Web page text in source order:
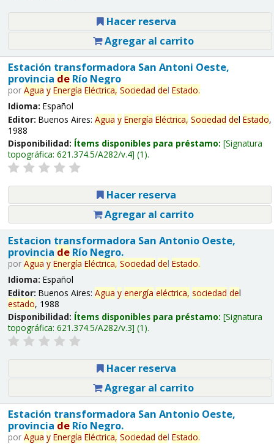
Hacer reserva
Agregar al carrito
Estación transformadora San Antoni Oeste,
provincia deRío Negro
por Agua y Energía Eléctrica, Sociedad del Estado.
Idioma: Español
Editor: Buenos Aires: Agua y Energía Eléctrica, Sociedad del Estado,
1988
Disponibilidad: Ítems disponibles para préstamo: Signatura
topográfica: 621.374.5/A282/v.4 (1).
Hacer reserva
Agregar al carrito
Estacion transformadora San Antonio Oeste,
provincia deRío Negro.
por Agua y Energía Eléctrica, Sociedad del Estado.
Idioma: Español
Editor: Buenos Aires: Agua y energía eléctrica, sociedad del
estado, 1988
Disponibilidad: Ítems disponibles para préstamo: Signatura
topográfica: 621.374.5/A282/v.3 (1).
Hacer reserva
Agregar al carrito
Estación transformadora San Antonio Oeste,
provincia deRío Negro.
por Agua y Energía Eléctrica, Sociedad del Estado.